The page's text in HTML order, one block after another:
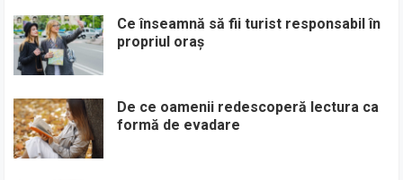
Ce înseamnă să fii turist responsabil în
propriul oraș
De ce oamenii redescoperă lectura ca
formă de evadare